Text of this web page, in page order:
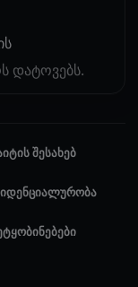
დატოვებს.
შესახებ